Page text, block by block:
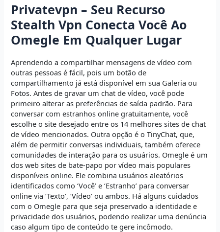
Privatevpn – Seu Recurso
Stealth Vpn Conecta Você Ao
Omegle Em Qualquer Lugar
Aprendendo a compartilhar mensagens de vídeo com
outras pessoas é fácil, pois um botão de
compartilhamento já está disponível em sua Galeria ou
Fotos. Antes de gravar um chat de vídeo, você pode
primeiro alterar as preferências de saída padrão. Para
conversar com estranhos online gratuitamente, você
escolhe o site desejado entre os 14 melhores sites de chat
de vídeo mencionados. Outra opção é o TinyChat, que,
além de permitir conversas individuais, também oferece
comunidades de interação para os usuários. Omegle é um
dos web sites de bate-papo por vídeo mais populares
disponíveis online. Ele combina usuários aleatórios
identificados como ‘Você’ e ‘Estranho’ para conversar
online via ‘Texto’, ‘Vídeo’ ou ambos. Há alguns cuidados
com o Omegle para que seja preservado a identidade e
privacidade dos usuários, podendo realizar uma denúncia
caso algum tipo de conteúdo te gere incômodo.